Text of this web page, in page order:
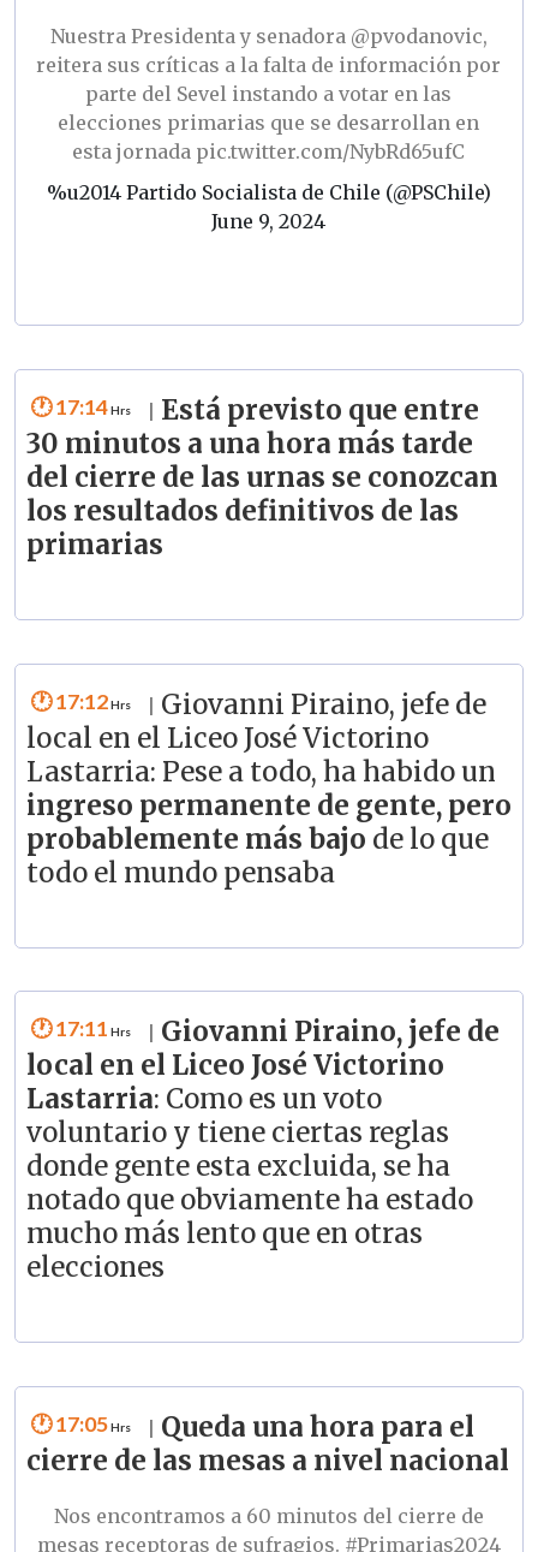
Nuestra Presidenta y senadora @pvodanovic,
reitera sus críticas a la falta de información por
parte del Sevel instando a votar en las
elecciones primarias que se desarrollan en
esta jornada pic.twitter.com/NybRd65ufC
%u2014 Partido Socialista de Chile (@PSChile)
June 9, 2024
17:14
Está previsto que entre
30 minutos a una hora más tarde
del cierre de las urnas se conozcan
los resultados definitivos de las
primarias
17:12
Giovanni Piraino, jefe de
local en el Liceo José Victorino
Lastarria: Pese a todo, ha habido un
ingreso permanente de gente, pero
probablemente más bajo de lo que
todo el mundo pensaba
17:11
Giovanni Piraino, jefe de
local en el Liceo José Victorino
Lastarria: Como es un voto
voluntario y tiene ciertas reglas
donde gente esta excluida, se ha
notado que obviamente ha estado
mucho más lento que en otras
elecciones
17:05
Queda una hora para el
cierre de las mesas a nivel nacional
Nos encontramos a 60 minutos del cierre de
mesas receptoras de sufragios. #Primarias2024